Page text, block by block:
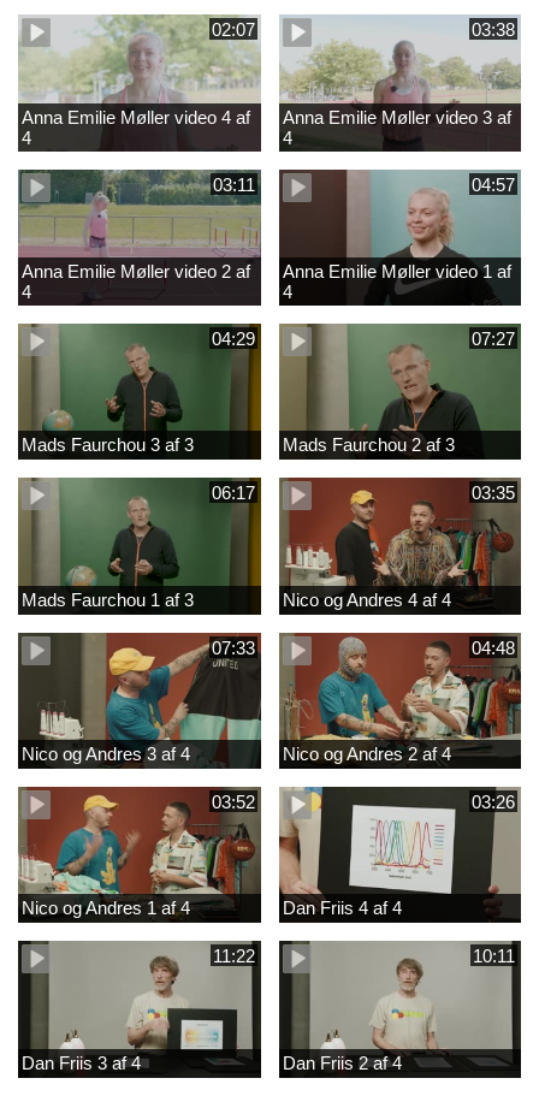
02:07
Anna Emilie Møller video 4 af
4
03:38
Anna Emilie Møller video 3 af
4
03:11
Anna Emilie Møller video 2 af
4
04:57
Anna Emilie Møller video 1 af
4
04:29
Mads Faurchou 3 af 3
07:27
Mads Faurchou 2 af 3
06:17
Mads Faurchou 1 af 3
03:35
Nico og Andres 4 af 4
07:33
Nico og Andres 3 af 4
04:48
Nico og Andres 2 af 4
03:52
Nico og Andres 1 af 4
03:26
Dan Friis 4 af 4
11:22
Dan Friis 3 af 4
10:11
Dan Friis 2 af 4